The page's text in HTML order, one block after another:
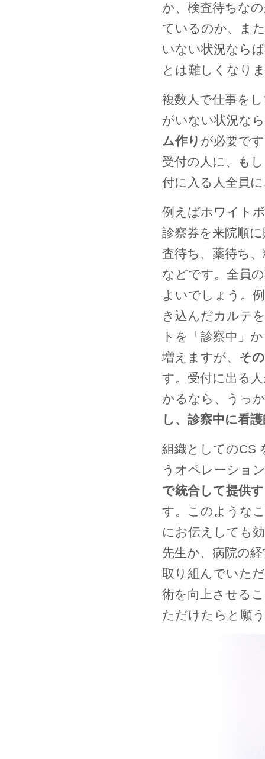
か、検査待ちな
ているのか、ま
いない状況なら
とは難しくなり
複数人で仕事を
がいない状況な
ム作り が必要で
受付の人に、も
付に入る人全員
例えばホワイト
診察券を来院順
査待ち、薬待ち
などです。全員
よいでしょう。
き込んだカルテ
トを「診察中」
増えますが、 そ
す。受付に出る
かるなら、うっ
し、診察中に看
組織としてのCS
うオペレーショ
で統合して提供
す。このような
にお伝えしても
先生か、病院の
取り組んでいた
術を向上させる
ただけたらと願